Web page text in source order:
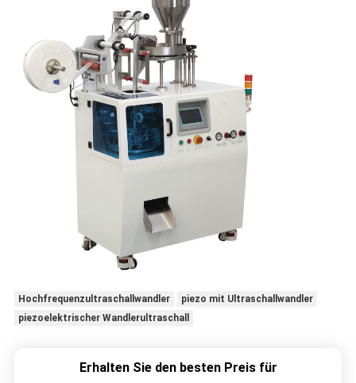
Hochfrequenzultraschallwandler
piezo mit Ultraschallwandler
piezoelektrischer Wandlerultraschall
Erhalten Sie den besten Preis für